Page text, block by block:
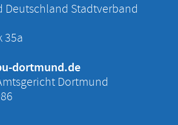
Deutschland Stadtverband
35a
dortmund.de
Dortmund